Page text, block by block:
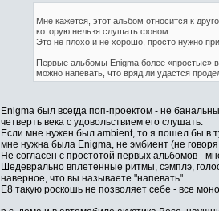
Мне кажется, этот альбом относится к
которую нельзя слушать фоном...
Это не плохо и не хорошо, просто нужно
Первые альбомы Enigma более «простые»
можно напевать, что вряд ли удастся
Enigma был всегда поп-проектом - не
четверть века с удовольствием его слушать.
Если мне нужен был ambient, то я пошел бы в
мне нужна была Enigma, не эмбиент (не
Не согласен с простотой первых альбомов -
Шедеврально вплетенные ритмы, сэмплэ,
наверное, что вы называете "напевать".
Е8 такую роскошь не позволяет себе - все